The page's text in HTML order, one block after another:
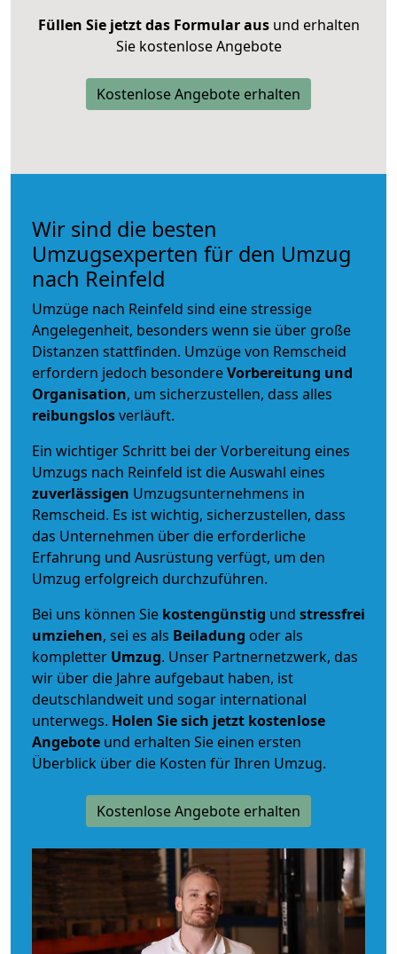
Füllen Sie jetzt das Formular ausund erhalten
Sie kostenlose Angebote
Kostenlose Angebote erhalten
Wir sind die besten
Umzugsexperten für den Umzug
nach Reinfeld
Umzüge nach Reinfeld sind eine stressige
Angelegenheit, besonders wenn sie über große
Distanzen stattfinden. Umzüge von Remscheid
erfordern jedoch besondereVorbereitung und
Organisation, um sicherzustellen, dass alles
reibungslosverläuft.
Ein wichtiger Schritt bei der Vorbereitung eines
Umzugs nach Reinfeld ist die Auswahl eines
zuverlässigen Umzugsunternehmens in
Remscheid. Es ist wichtig, sicherzustellen, dass
das Unternehmen über die erforderliche
Erfahrung und Ausrüstung verfügt, um den
Umzug erfolgreich durchzuführen.
Bei uns können Sie kostengünstig und stressfrei
umziehen, sei es als Beiladung oder als
kompletter Umzug. Unser Partnernetzwerk, das
wir über die Jahre aufgebaut haben, ist
deutschlandweit und sogar international
unterwegs. Holen Sie sich jetzt kostenlose
Angebote und erhalten Sie einen ersten
Überblick über die Kosten für Ihren Umzug.
Kostenlose Angebote erhalten